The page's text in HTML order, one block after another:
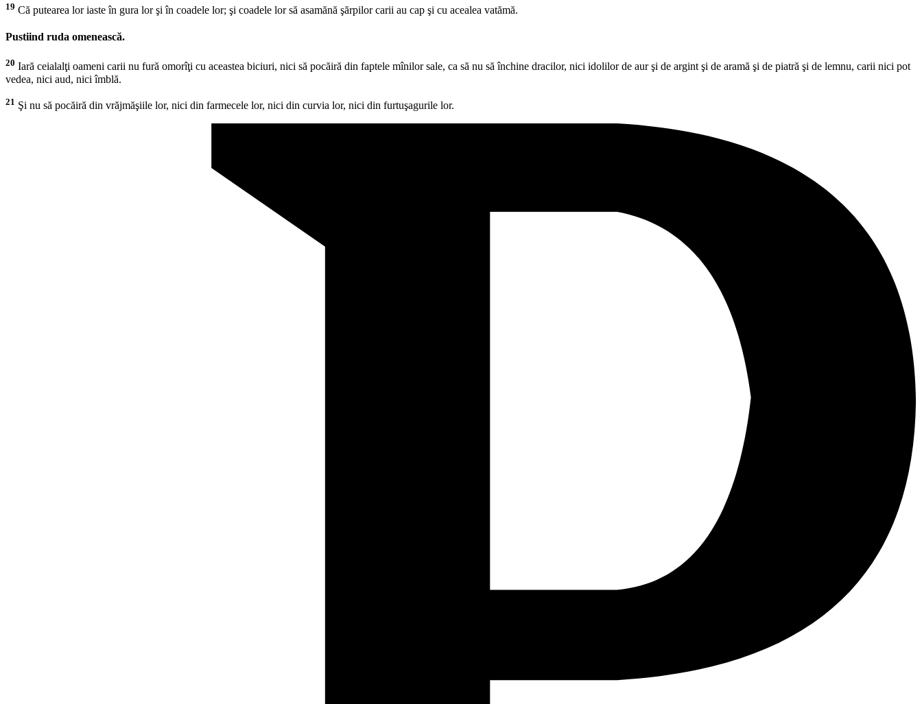
19 Că putearea lor iaste în gura lor şi în coadele lor; şi coadele lor să asamănă şărpilor carii au cap şi cu acealea vatămă.
Pustiind ruda omenească.
20 Iară ceialalţi oameni carii nu fură omorîţi cu aceastea biciuri, nici să pocăiră din faptele mînilor sale, ca să nu să închine dracilor, nici idolilor de aur şi de argint şi de aramă şi de piatră şi de lemnu, carii nici pot
vedea, nici aud, nici îmblă.
21 Şi nu să pocăiră din vrăjmăşiile lor, nici din farmecele lor, nici din curvia lor, nici din furtuşagurile lor.